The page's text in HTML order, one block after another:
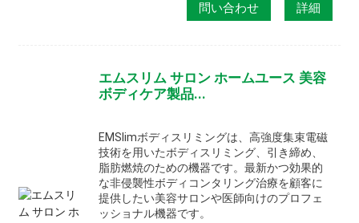
問い合わせ 詳細
エムスリム サロン ホームユース 美容
ボディケア製品...
EMSlimボディスリミングは、高強度集束電磁
技術を用いたボディスリミング、引き締め、
脂肪燃焼のための機器です。最新かつ効果的
な非侵襲性ボディコンタリング治療を顧客に
提供したい美容サロンや医師向けのプロフェ
ッショナル機器です。